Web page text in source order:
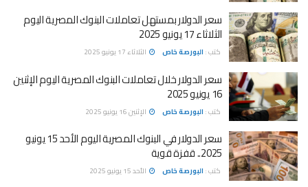
سعر الدولار بمستهل تعاملات البنوك المصرية اليوم
الثلاثاء 17 يونيو 2025
كتب : البورصة خاص الثلاثاء 17 يونيو 2025
سعر الدولار خلال تعاملات البنوك المصرية اليوم الإثنين
16 يونيو 2025
كتب : البورصة خاص الإثنين 16 يونيو 2025
سعر الدولار في البنوك المصرية اليوم الأحد 15 يونيو
2025.. قفزة قوية
كتب : البورصة خاص الأحد 15 يونيو 2025